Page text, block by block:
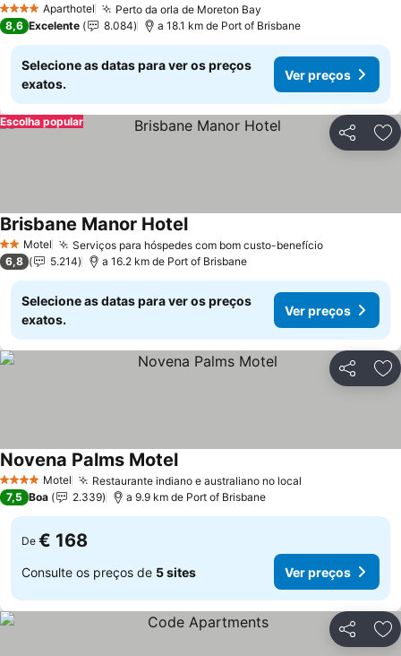
4 EstrelasAparthotel Perto da orla de Moreton Bay
8,6 Excelente 8.084 a 18.1 km de Port of Brisbane
Selecione as datas para ver os preços
exatos.
Ver preços
Partilhar
Escolha popular
2 Estrelas
Motel Serviços para hóspedes com bom custo-benefício
Brisbane Manor Hotel
6,8 5.214 a 16.2 km de Port of Brisbane
Selecione as datas para ver os preços
exatos.
Ver preços
Partilhar
4 EstrelasMotel Restaurante indiano e australiano no local
Novena Palms Motel
7,5 Boa 2.339 a 9.9 km de Port of Brisbane
De € 168
Consulte os preços de 5 sites Ver preços
Partilhar